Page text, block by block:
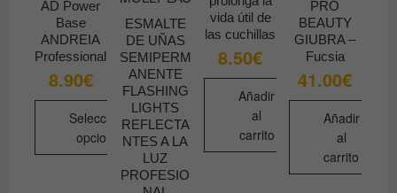
AD Power
Base
ANDREIA
Professional
8.90€
Seleccionar
opciones
ESMALTE
DE UÑAS
SEMIPERM
ANENTE
FLASHING
LIGHTS
REFLECTA
NTES A LA
LUZ
PROFESIO
vida útil de
las cuchillas
8.50€
Añadir
al
carrito
PRO
BEAUTY
GIUBRA –
Fucsia
41.00€
Añadir
al
carrito